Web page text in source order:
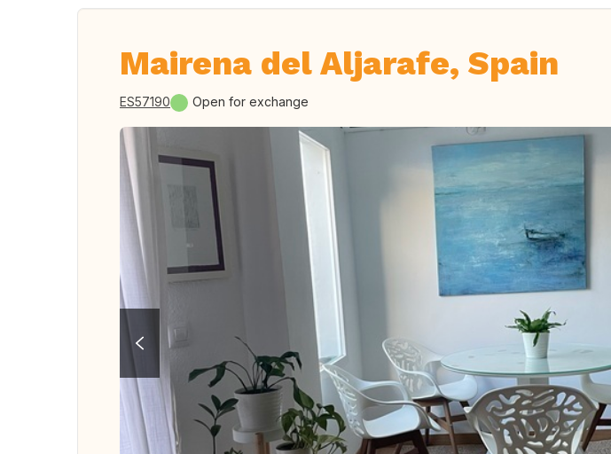
Mairena del Aljarafe, Spain
ES57190 Open for exchange